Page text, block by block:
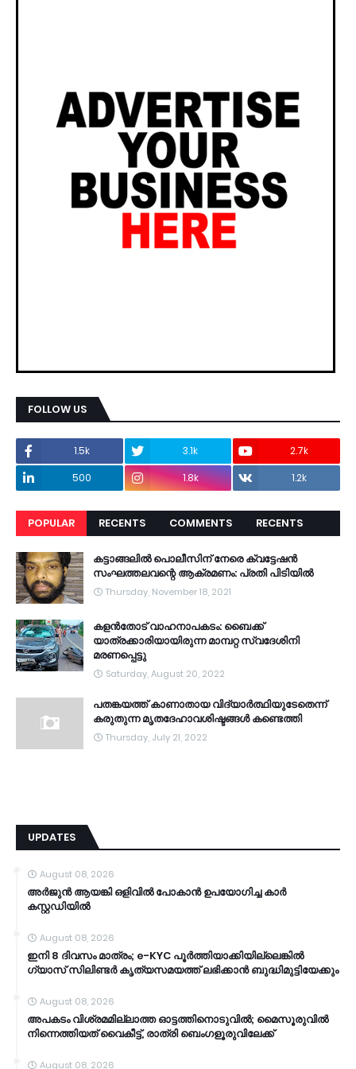
FOLLOW US
1.5k 3.1k
2.7k
500
1.8k 1.2k
POPULAR RECENTS COMMENTS RECENTS
കട്ടാങ്ങലിൽ പൊലീസിന് നേരെ ക്വട്ടേഷൻ
സംഘത്തലവന്റെ ആക്രമണം: പ്രതി പിടിയിൽ
Thursday, November 18, 2021
കളൻതോട് വാഹനാപകടം: ബൈക്ക്
യാത്രക്കാരിയായിരുന്ന മാമ്പറ്റ സ്വദേശിനി
മരണപ്പെട്ടു
Saturday, August 20, 2022
പതങ്കയത്ത് കാണാതായ വിദ്യാർത്ഥിയുടേതെന്ന്
കരുതുന്ന മൃതദേഹാവശിഷ്ടങ്ങൾ കണ്ടെത്തി
Thursday, July 21, 2022
UPDATES
August 08, 2026
അർജുൻ ആയങ്കി ഒളിവിൽ പോകാൻ ഉപയോഗിച്ച കാർ
കസ്റ്റഡിയിൽ
August 08, 2026
ഇനി 8 ദിവസം മാത്രം; e-KYC പൂര്‍ത്തിയാക്കിയില്ലെങ്കില്‍
ഗ്യാസ് സിലിണ്ടര്‍ കൃത്യസമയത്ത് ലഭിക്കാന്‍ ബുദ്ധിമുട്ടിയേക്കും
August 08, 2026
അപകടം വിശ്രമമില്ലാത്ത ഓട്ടത്തിനൊടുവിൽ; മൈസൂരുവിൽ
നിന്നെത്തിയത് വൈകീട്ട്, രാത്രി ബെംഗളൂരുവിലേക്ക്
August 08, 2026